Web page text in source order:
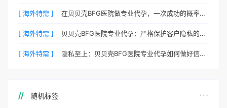
[ 海外特需 ] 在贝贝壳BFG医院做专业代孕，一次成功的概率有多大？
[ 海外特需 ] 贝贝壳BFG医院专业代孕：严格保护客户隐私的安心之选
[ 海外特需 ] 隐私至上：贝贝壳BFG医院专业代孕如何做好信息保密？
随机标签